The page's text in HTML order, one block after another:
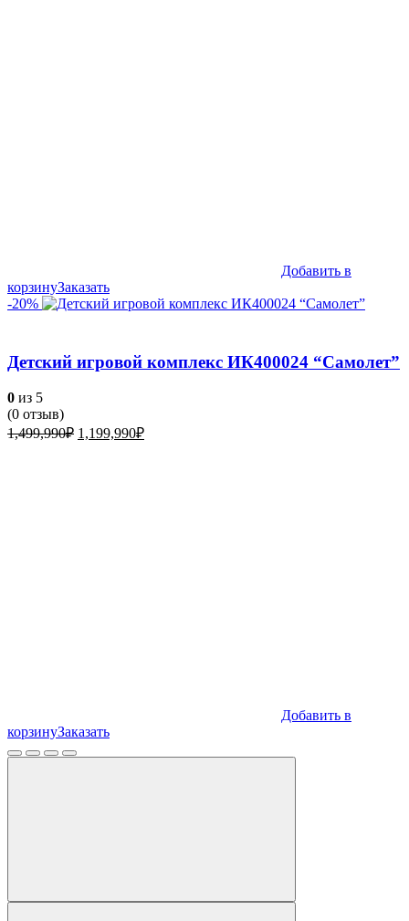
Добавить в
корзинуЗаказать
-20%
Детский игровой комплекс ИК400024 “Самолет”
0 из 5
(0 отзыв)
1,499,990₽ Первоначальная
1,199,990₽Текущая
Добавить в
корзинуЗаказать